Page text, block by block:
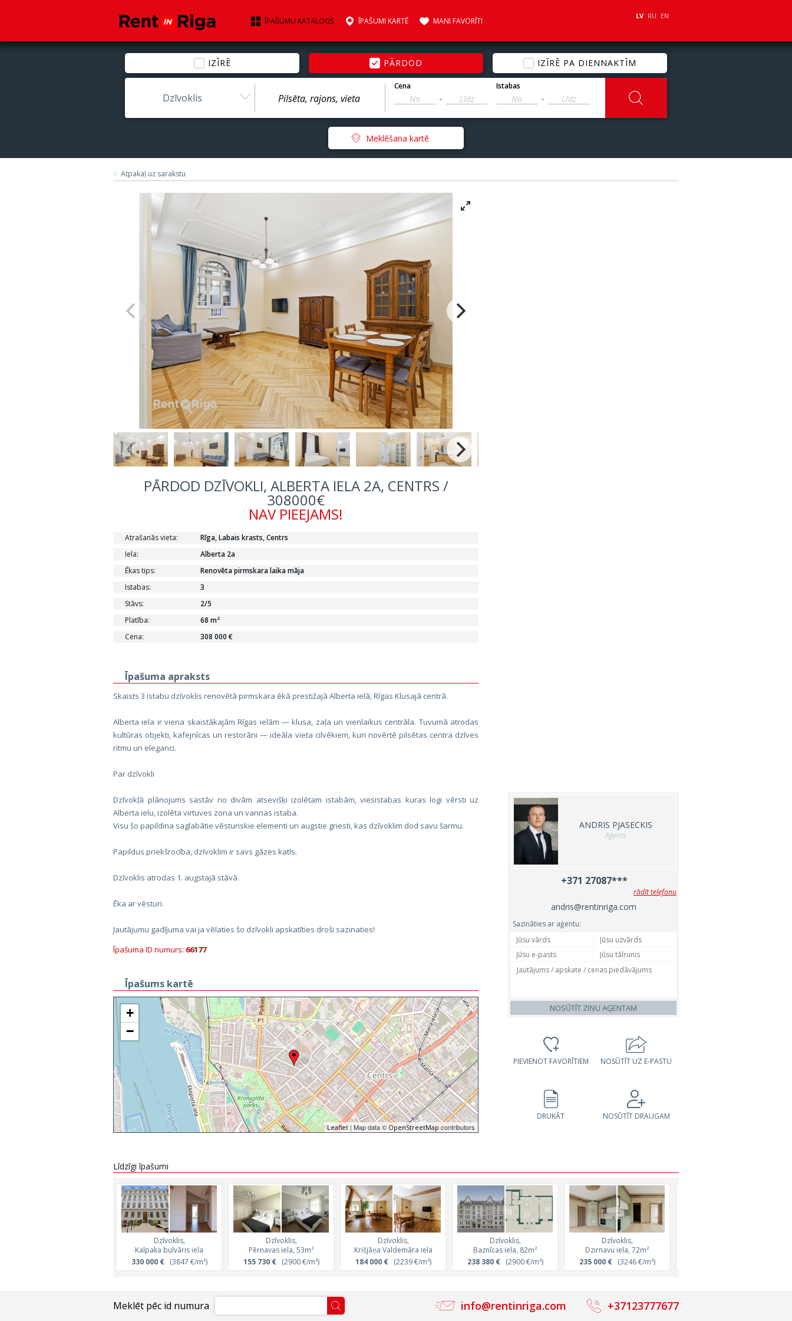
ĪPAŠUMU KATALOGS ĪPAŠUMI KARTĒ MANI FAVORĪTI
LV RU EN
IZĪRĒ PĀRDOD IZĪRĒ PA DIENNAKTĪM
Dzīvoklis
Cena
-
Istabas
-
Meklēšana kartē
Atpakaļ uz sarakstu
PĀRDOD DZĪVOKLI, ALBERTA IELA 2A, CENTRS /
308000€
NAV PIEEJAMS!
Atrašanās vieta:
Rīga, Labais krasts, Centrs
Iela:
Alberta 2a
Ēkas tips:
Renovēta pirmskara laika māja
Istabas:
3
Stāvs:
2/5
Platība:
68 m²
Cena:
308 000 €
Īpašuma apraksts
Skaists 3 istabu dzīvoklis renovētā pirmskara ēkā prestižajā Alberta ielā, Rīgas Klusajā centrā.
Alberta iela ir viena skaistākajām Rīgas ielām — klusa, zaļa un vienlaikus centrāla. Tuvumā atrodas
kultūras objekti, kafejnīcas un restorāni — ideāla vieta cilvēkiem, kuri novērtē pilsētas centra dzīves
ritmu un eleganci.
Par dzīvokli
Dzīvokļā plānojums sastāv no divām atsevišķi izolētam istabām, viesistabas kuras logi vērsti uz
Alberta ielu, izolēta virtuves zona un vannas istaba.
Visu šo papildina saglabātie vēsturiskie elementi un augstie griesti, kas dzīvoklim dod savu šarmu.
Papildus priekšrocība, dzīvoklim ir savs gāzes katls.
Dzīvoklis atrodas 1. augstajā stāvā.
Ēka ar vēsturi.
Jautājumu gadījuma vai ja vēlaties šo dzīvokli apskatīties droši sazinaties!
Īpašuma ID numurs: 66177
Īpašums kartē
+
−
Leaflet | Map data © OpenStreetMapcontributors
ANDRIS PJASECKIS
Aģents
+371 27087***
rādīt telefonu
andris@rentinriga.com
Sazināties ar aģentu:
NOSŪTĪT ZIŅU AĢENTAM
PIEVIENOT FAVORĪTIEM NOSŪTĪT UZ E-PASTU
DRUKĀT NOSŪTĪT DRAUGAM
Līdzīgi īpašumi
Dzīvoklis,
Kalpaka bulvāris iela
330 000 €(3847 €/m²)
Dzīvoklis,
Pērnavas iela, 53m²
155 730 €(2900 €/m²)
Dzīvoklis,
Krišjāņa Valdemāra iela
184 000 €(2239 €/m²)
Dzīvoklis,
Baznīcas iela, 82m²
238 380 €(2900 €/m²)
Dzīvoklis,
Dzirnavu iela, 72m²
235 000 €(3246 €/m²)
Meklēt pēc id numura info@rentinriga.com +37123777677